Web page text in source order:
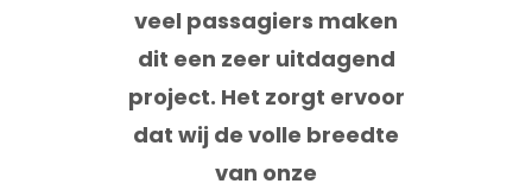
veel passagiers maken
dit een zeer uitdagend
project. Het zorgt ervoor
dat wij de volle breedte
van onze